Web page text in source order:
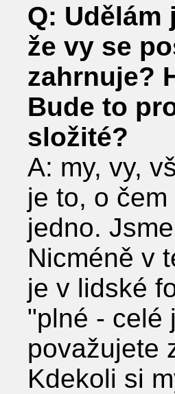
Q: Udělám
že vy se
zahrnuje?
Bude to
složité?
A: my, vy,
je to, o
jedno.
Nicméně v
je v lidské
"plné - celé
považujete
Kdekoli si